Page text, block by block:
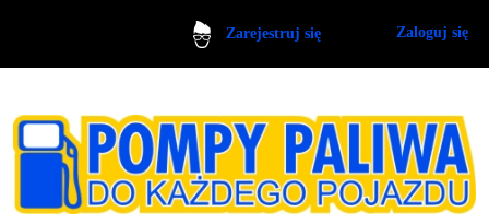
Zarejestruj się Zaloguj się